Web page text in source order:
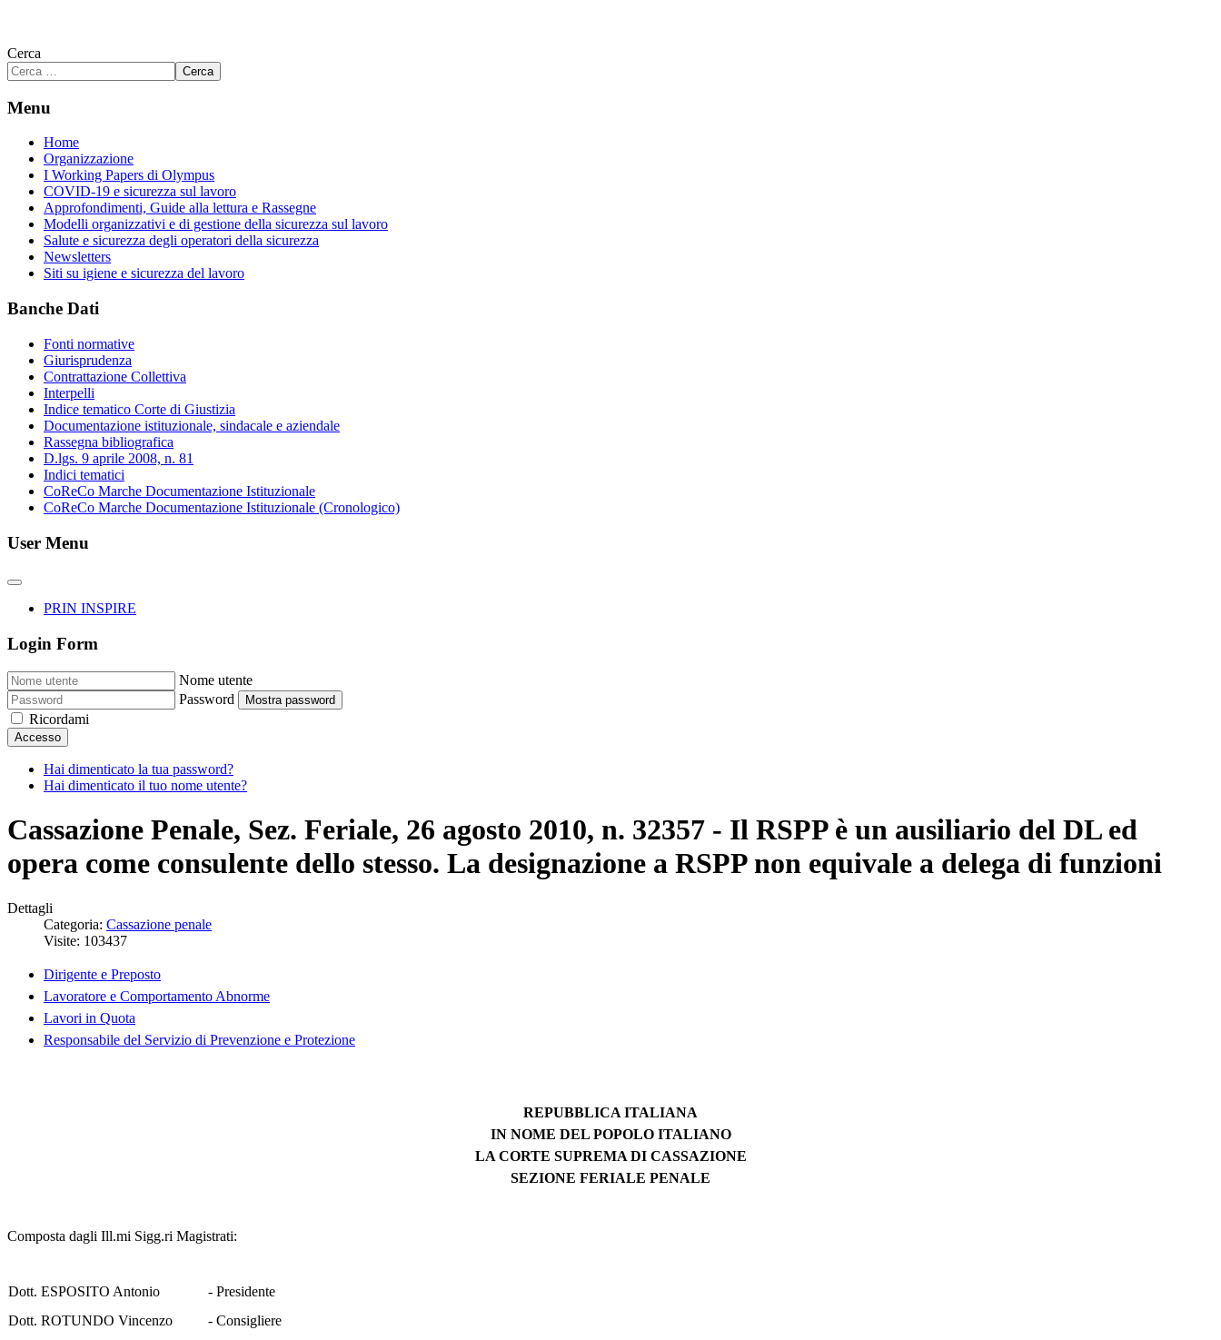
Cerca
Cerca
Menu
Home
Organizzazione
I Working Papers di Olympus
COVID-19 e sicurezza sul lavoro
Approfondimenti, Guide alla lettura e Rassegne
Modelli organizzativi e di gestione della sicurezza sul lavoro
Salute e sicurezza degli operatori della sicurezza
Newsletters
Siti su igiene e sicurezza del lavoro
Banche Dati
Fonti normative
Giurisprudenza
Contrattazione Collettiva
Interpelli
Indice tematico Corte di Giustizia
Documentazione istituzionale, sindacale e aziendale
Rassegna bibliografica
D.lgs. 9 aprile 2008, n. 81
Indici tematici
CoReCo Marche Documentazione Istituzionale
CoReCo Marche Documentazione Istituzionale (Cronologico)
User Menu
PRIN INSPIRE
Login Form
Nome utente
Password
Mostra password
Ricordami
Accesso
Hai dimenticato la tua password?
Hai dimenticato il tuo nome utente?
Cassazione Penale, Sez. Feriale, 26 agosto 2010, n. 32357 - Il RSPP è un ausiliario del DL ed
opera come consulente dello stesso. La designazione a RSPP non equivale a delega di funzioni
Dettagli
Categoria: Cassazione penale
Visite: 103437
Dirigente e Preposto
Lavoratore e Comportamento Abnorme
Lavori in Quota
Responsabile del Servizio di Prevenzione e Protezione
REPUBBLICA ITALIANA
IN NOME DEL POPOLO ITALIANO
LA CORTE SUPREMA DI CASSAZIONE
SEZIONE FERIALE PENALE
Composta dagli Ill.mi Sigg.ri Magistrati:
Dott. ESPOSITO Antonio
Dott. ROTUNDO Vincenzo
- Presidente
- Consigliere